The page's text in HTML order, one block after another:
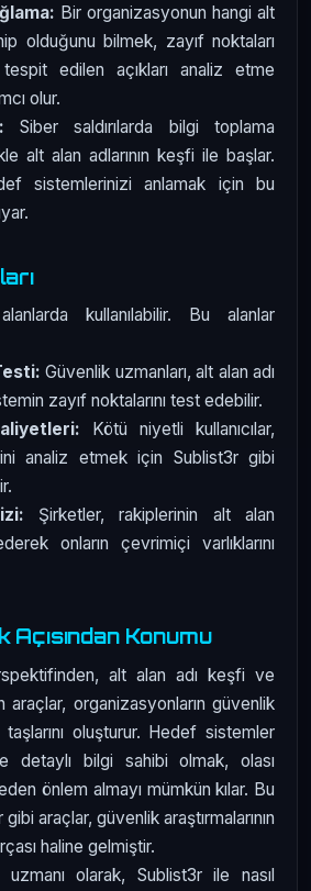
Bir organizasyonun hangi alt
olduğunu bilmek, zayıf noktaları
edilen açıkları analiz etme
olur.
Siber saldırılarda bilgi toplama
alt alan adlarının keşfi ile başlar.
sistemlerinizi anlamak için bu
kullanılabilir. Bu alanlar
Güvenlik uzmanları, alt alan adı
zayıf noktalarını test edebilir.
Kötü niyetli kullanıcılar,
analiz etmek için Sublist3r gibi
Şirketler, rakiplerinin alt alan
onların çevrimiçi varlıklarını
Açısından Konumu
alt alan adı keşfi ve
araçlar, organizasyonların güvenlik
oluşturur. Hedef sistemler
detaylı bilgi sahibi olmak, olası
önlem almayı mümkün kılar. Bu
araçlar, güvenlik araştırmalarının
haline gelmiştir.
olarak, Sublist3r ile nasıl